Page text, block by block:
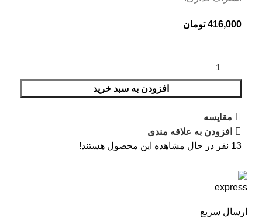
416,000 تومان
افزودن به سبد خرید
مقایسه
افزودن به علاقه مندی
13 نفر در حال مشاهده این محصول هستند!
ارسال سریع